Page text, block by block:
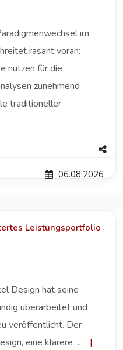
im
rasant voran:
nutzen für die
zunehmend
traditioneller
06.08.2026
Leistungsportfolio
Design hat seine
überarbeitet und
veröffentlicht. Der
eine klarere ...
|